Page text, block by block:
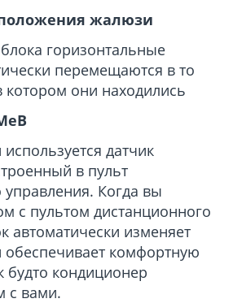
жалюзи
горизонтальные
перемещаются в то
они находились
В
датчик
в пульт
Когда вы
с пультом дистанционного
автоматически изменяет
комфортную
будто кондиционер
с вами.